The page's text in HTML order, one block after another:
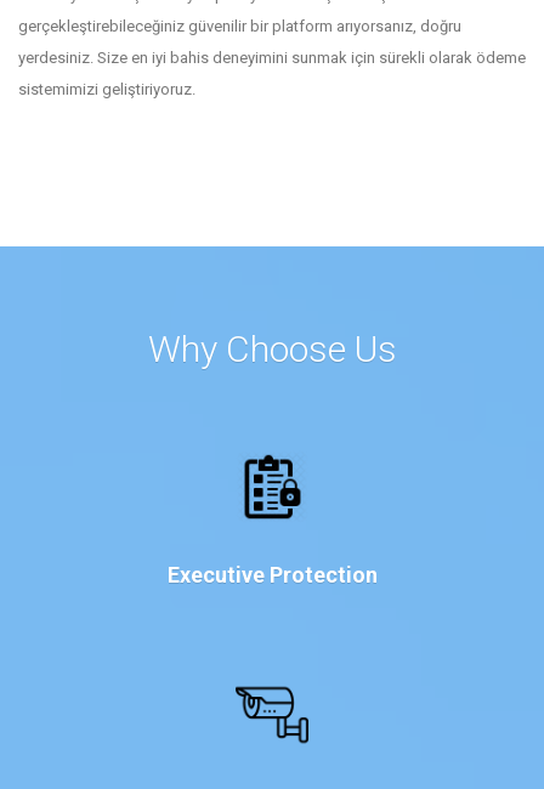
gerçekleştirebileceğiniz güvenilir bir platform arıyorsanız, doğru
yerdesiniz. Size en iyi bahis deneyimini sunmak için sürekli olarak ödeme
sistemimizi geliştiriyoruz.
Why Choose Us
Executive Protection